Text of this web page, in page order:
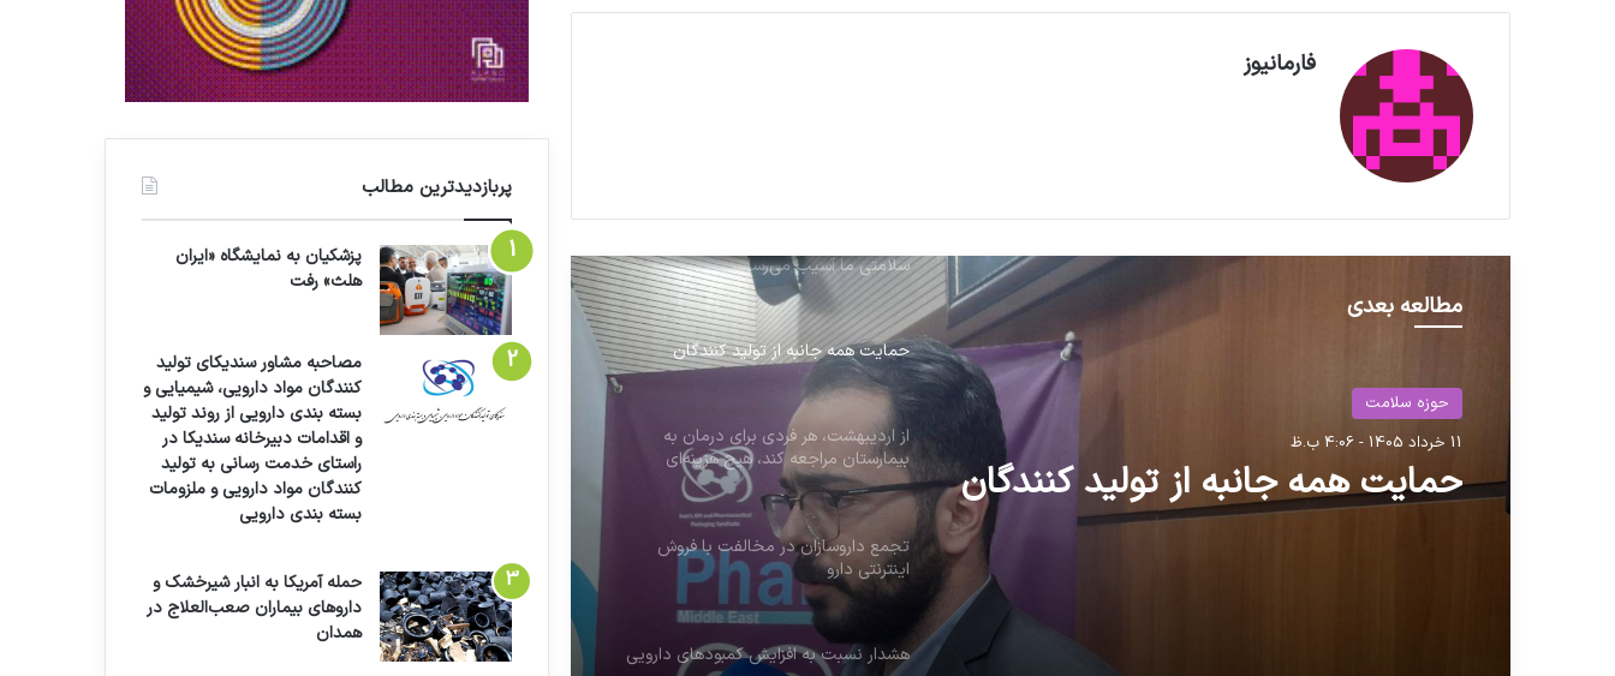
فارمانیوز
مطالعه بعدی
حوزه سلامت
حمایت همه جانبه از تولید کنندگان
حوزه سلامت
16 بهمن 1401 - 9:51 ب.ظ
از اردیبهشت، هر فردی برای درمان
به بیمارستان مراجعه کند، هیچ
حمایت همه جانبه از تولید کنندگان
از اردیبهشت، هر فردی برای درمان به
بیمارستان مراجعه کند، هیچ هزینه‌ای
پرداخت نخواهد کرد
تجمع داروسازان در مخالفت با فروش
اینترنتی دارو
هشدار نسبت به افزایش کمبودهای دارویی
هشدار کمبود دارو را سیاه‌نمایی دانستند
پربازدیدترین مطالب
پزشکیان به نمایشگاه «ایران
هلث» رفت
مصاحبه مشاور سندیکای تولید
کنندگان مواد دارویی، شیمیایی و
بسته بندی دارویی از روند تولید
و اقدامات دبیرخانه سندیکا در
راستای خدمت رسانی به تولید
کنندگان مواد دارویی و ملزومات
بسته بندی دارویی
حمله آمریکا به انبار شیرخشک و
داروهای بیماران صعب‌العلاج در
همدان